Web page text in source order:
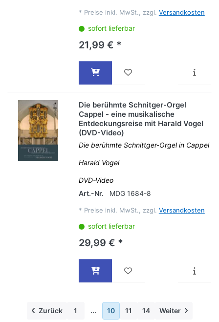
* Preise inkl. MwSt., zzgl. Versandkosten
sofort lieferbar
21,99 € *
Die berühmte Schnitger-Orgel
Cappel - eine musikalische
Entdeckungsreise mit Harald Vogel
(DVD-Video)
Die berühmte Schnittger-Orgel in Cappel
Harald Vogel
DVD-Video
Art.-Nr.
MDG 1684-8
* Preise inkl. MwSt., zzgl. Versandkosten
sofort lieferbar
29,99 € *
Zurück 1 ... 10 11 14 Weiter